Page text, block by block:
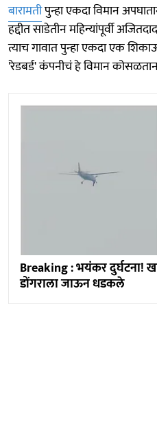
बारामतीपुन्हा एकदा विमान
हद्दीत साडेतीन महिन्यांपूर्वी
त्याच गावात पुन्हा एकदा एक
'रेडबर्ड' कंपनीचं हे विमान
Breaking : भयंकर दुर्घटना!
डोंगराला जाऊन धडकले